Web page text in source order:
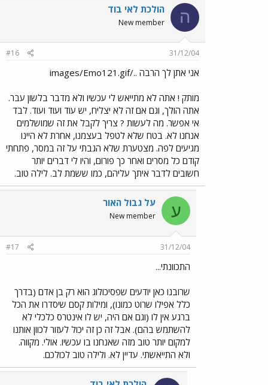
ה הולכת לאי בוד
New member
31/12/04
#16
אני אתן לך הרבה ../images/Emo121.gif
מותק ! אתה לא מתייאש לי עכשיו ולא מדבר בלשון עבר.
אתה הולך, וגם אם זה לא יצליח, יש עוד ועוד ועוד. לבד
אי אפשר. מה לעשות ? צריך לקבל את זה שמושלמים
אנחנו לא. בטח שלא לטפל בעצמנו, אחרת לא היינו
מגיעים לפה. מצטערת שלא הגבתי על זה במסר, פתחתי
קודם כל מסרים ואחר כך פורום, והיו לי דברים יותר
חשובים לדבר איתך עליהם, כמו ששמת לב. לילה טוב.
ע על גבול האור
New member
31/12/04
#17
התכוונתי...
שרובנו כאן יודעים שפסיכולוג הוא רק בן אדם (בדרך
כלל אפילו שרוט כמונו), ומילות קסם שיסדרו את הכל
ברגע אין לו (וגם אם היה, יש לו אינטרס כלכלי לא
להשתמש בהם). אבל זה כן זה יכול לעזור לכוון אותנו
למקום יותר טוב מזה שאנחנו בו עכשיו. אולי. מקווה.
ולא התייאשתי. עדיין לא. ולילה טוב לכולכם.